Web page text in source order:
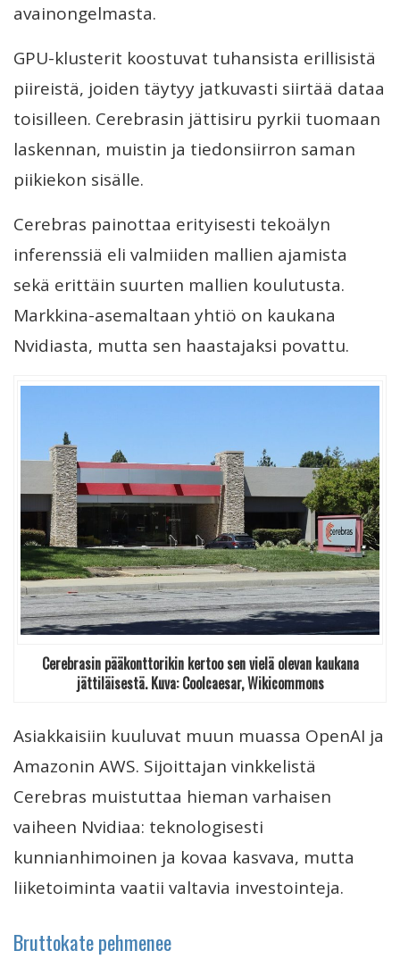
avainongelmasta.
GPU-klusterit koostuvat tuhansista erillisistä
piireistä, joiden täytyy jatkuvasti siirtää dataa
toisilleen. Cerebrasin jättisiru pyrkii tuomaan
laskennan, muistin ja tiedonsiirron saman
piikiekon sisälle.
Cerebras painottaa erityisesti tekoälyn
inferenssiä eli valmiiden mallien ajamista
sekä erittäin suurten mallien koulutusta.
Markkina-asemaltaan yhtiö on kaukana
Nvidiasta, mutta sen haastajaksi povattu.
Cerebrasin pääkonttorikin kertoo sen vielä olevan kaukana
jättiläisestä. Kuva: Coolcaesar, Wikicommons
Asiakkaisiin kuuluvat muun muassa OpenAI ja
Amazonin AWS. Sijoittajan vinkkelistä
Cerebras muistuttaa hieman varhaisen
vaiheen Nvidiaa: teknologisesti
kunnianhimoinen ja kovaa kasvava, mutta
liiketoiminta vaatii valtavia investointeja.
Bruttokate pehmenee